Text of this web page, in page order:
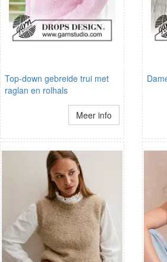
Top-down gebreide trui met
raglan en rolhals
Meer info